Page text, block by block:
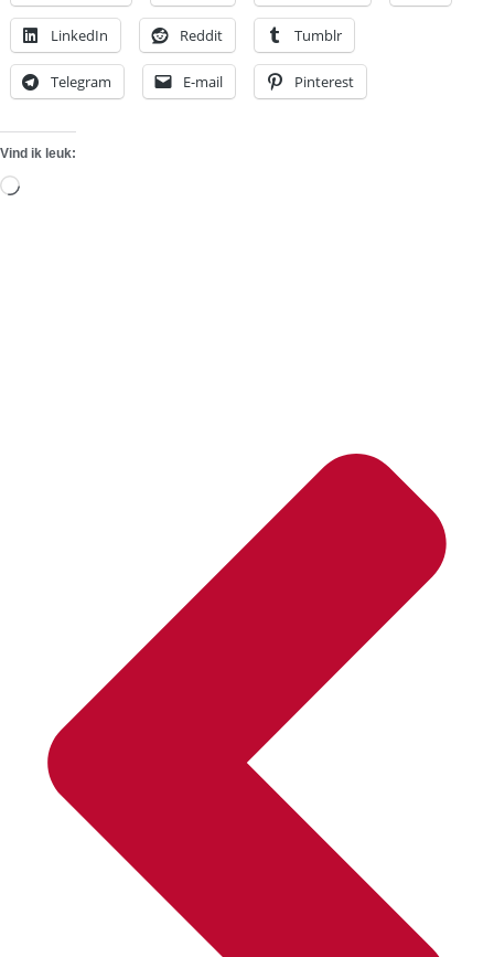
LinkedIn Reddit Tumblr
Telegram E-mail Pinterest
Vind ik leuk:
Aan